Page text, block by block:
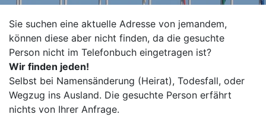
Sie suchen eine aktuelle Adresse von jemandem,
können diese aber nicht finden, da die gesuchte
Person nicht im Telefonbuch eingetragen ist?
Wir finden jeden!
Selbst bei Namensänderung (Heirat), Todesfall, oder
Wegzug ins Ausland. Die gesuchte Person erfährt
nichts von Ihrer Anfrage.